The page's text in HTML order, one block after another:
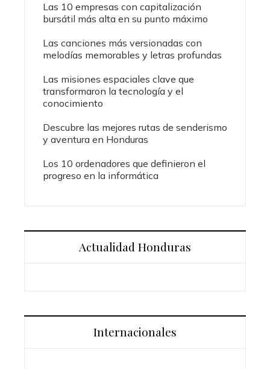
Las 10 empresas con capitalización
bursátil más alta en su punto máximo
Las canciones más versionadas con
melodías memorables y letras profundas
Las misiones espaciales clave que
transformaron la tecnología y el
conocimiento
Descubre las mejores rutas de senderismo
y aventura en Honduras
Los 10 ordenadores que definieron el
progreso en la informática
Actualidad Honduras
Internacionales